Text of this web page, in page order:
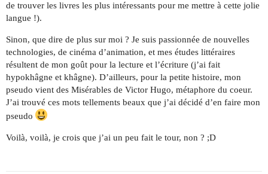
de trouver les livres les plus intéressants pour me mettre à cette jolie
langue !).
Sinon, que dire de plus sur moi ? Je suis passionnée de nouvelles
technologies, de cinéma d’animation, et mes études littéraires
résultent de mon goût pour la lecture et l’écriture (j’ai fait
hypokhâgne et khâgne). D’ailleurs, pour la petite histoire, mon
pseudo vient des Misérables de Victor Hugo, métaphore du coeur.
J’ai trouvé ces mots tellements beaux que j’ai décidé d’en faire mon
pseudo
Voilà, voilà, je crois que j’ai un peu fait le tour, non ? ;D